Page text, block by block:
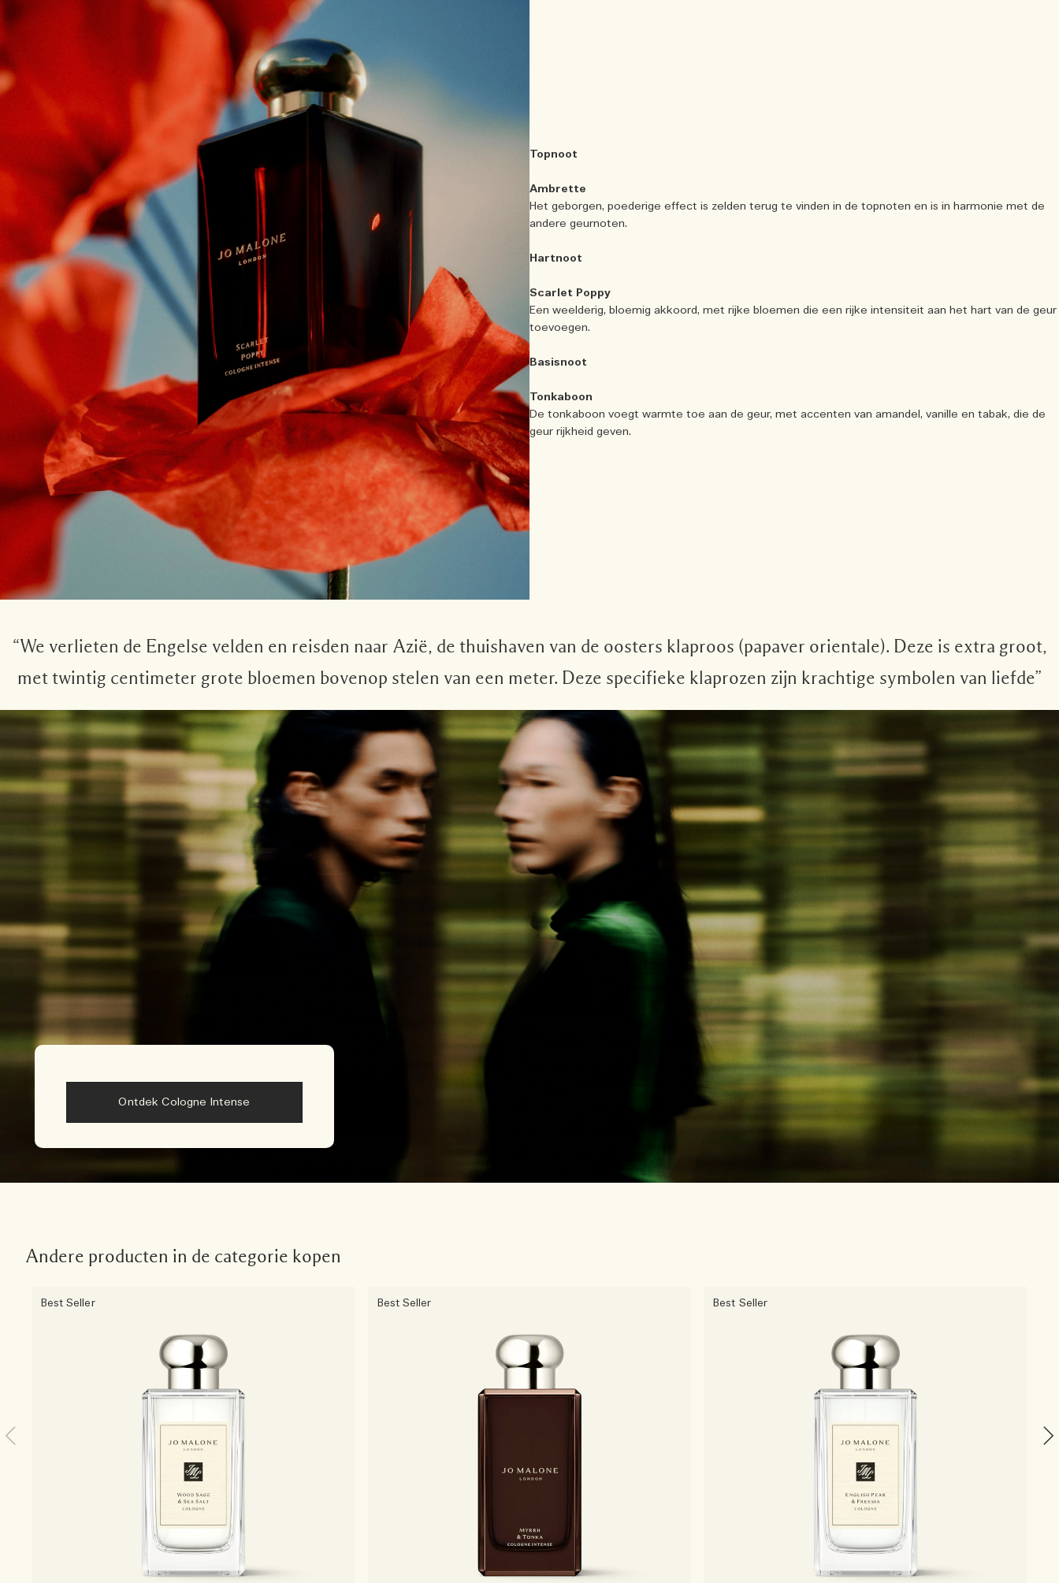
Topnoot
Ambrette
Het geborgen, poederige effect is zelden terug te vinden in de topnoten en is in harmonie met de
andere geurnoten.
Hartnoot
Scarlet Poppy
Een weelderig, bloemig akkoord, met rijke bloemen die een rijke intensiteit aan het hart van de geur
toevoegen.
Basisnoot
Tonkaboon
De tonkaboon voegt warmte toe aan de geur, met accenten van amandel, vanille en tabak, die de
geur rijkheid geven.
“We verlieten de Engelse velden en reisden naar Azië, de thuishaven van de oosters klaproos (papaver orientale). Deze is extra groot,
met twintig centimeter grote bloemen bovenop stelen van een meter. Deze specifieke klaprozen zijn krachtige symbolen van liefde”
Ontdek Cologne Intense
Andere producten in de categorie kopen
Best Seller Best Seller Best Seller